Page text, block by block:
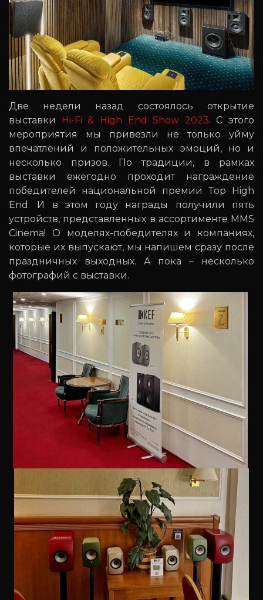
Две недели назад состоялось открытие
выставки Hi-Fi & High End Show 2023. С этого
мероприятия мы привезли не только уйму
впечатлений и положительных эмоций, но и
несколько призов. По традиции, в рамках
выставки ежегодно проходит награждение
победителей национальной премии Top High
End. И в этом году награды получили пять
устройств, представленных в ассортименте MMS
Cinema! О моделях-победителях и компаниях,
которые их выпускают, мы напишем сразу после
праздничных выходных. А пока – несколько
фотографий с выставки.